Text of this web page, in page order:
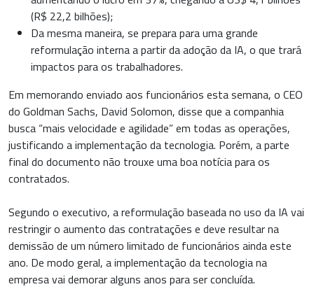
(R$ 22,2 bilhões);
Da mesma maneira, se prepara para uma grande
reformulação interna a partir da adoção da IA, o que trará
impactos para os trabalhadores.
Em memorando enviado aos funcionários esta semana, o CEO
do Goldman Sachs, David Solomon, disse que a companhia
busca “mais velocidade e agilidade” em todas as operações,
justificando a implementação da tecnologia. Porém, a parte
final do documento não trouxe uma boa notícia para os
contratados.
Segundo o executivo, a reformulação baseada no uso da IA vai
restringir o aumento das contratações e deve resultar na
demissão de um número limitado de funcionários ainda este
ano. De modo geral, a implementação da tecnologia na
empresa vai demorar alguns anos para ser concluída.